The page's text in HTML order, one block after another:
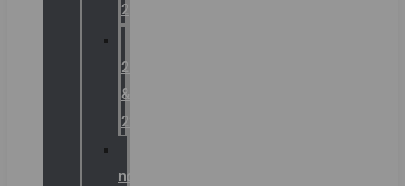
2
21
&
22
noodverlichting